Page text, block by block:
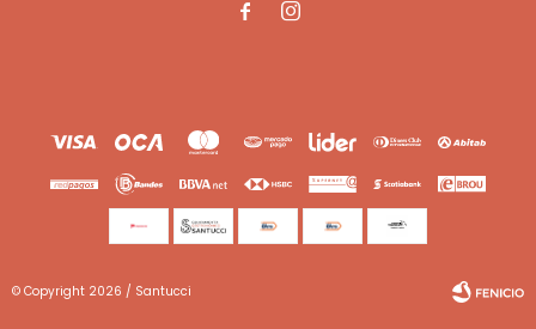
 
© Copyright 2026 / Santucci